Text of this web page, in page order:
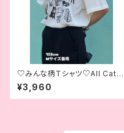
♡みんな柄Tシャツ♡All Cats
T-shirt♡
¥3,960